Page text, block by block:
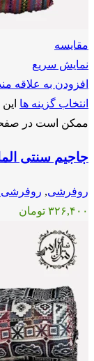
مقايسه
نمایش سریع
افزودن به علاقه
انتخاب گزینه ها
ممکن است در
جاجیم سنتی
روفرشی, روفرشی
۳۲۶,۴۰۰ تومان